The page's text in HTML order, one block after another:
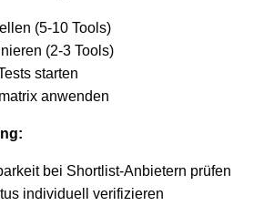
(5-10 Tools)
(2-3 Tools)
starten
anwenden
bei Shortlist-Anbietern prüfen
individuell verifizieren